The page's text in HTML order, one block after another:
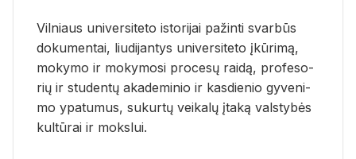
Vil­niaus uni­ver­si­te­to is­to­ri­jai pa­žin­ti svar­būs
do­ku­men­tai, liu­di­jan­tys uni­ver­si­te­to įkū­ri­mą,
mo­ky­mo ir mo­ky­mo­si pro­ce­sų rai­dą, pro­fe­so­
rių ir stu­den­tų aka­de­mi­nio ir kas­die­nio gy­ve­ni­
mo ypa­tu­mus, su­kur­tų vei­ka­lų įta­ką vals­ty­bės
kul­tū­rai ir moks­lui.